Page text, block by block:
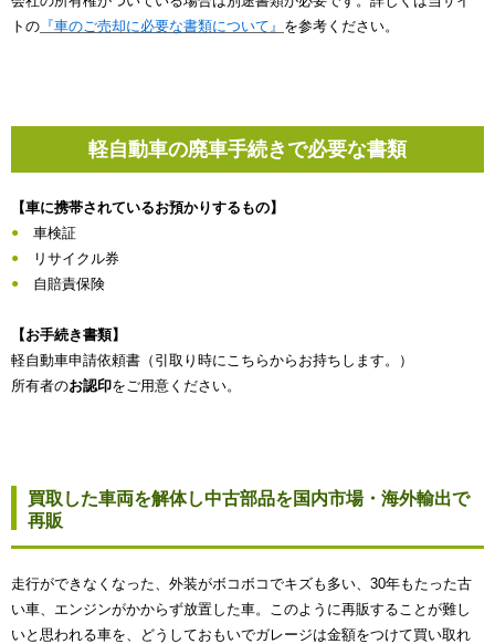
トの 『車のご売却に必要な書類について』 を参考ください。
軽自動車の廃車手続きで必要な書類
【車に携帯されているお預かりするもの】
車検証
リサイクル券
自賠責保険
【お手続き書類】
軽自動車申請依頼書（引取り時にこちらからお持ちします。）
所有者のお認印をご用意ください。
買取した車両を解体し中古部品を国内市場・海外輸出で
再販
走行ができなくなった、外装がボコボコでキズも多い、30年もたった古
い車、エンジンがかからず放置した車。このように再販することが難し
いと思われる車を、どうしておもいでガレージは金額をつけて買い取れ